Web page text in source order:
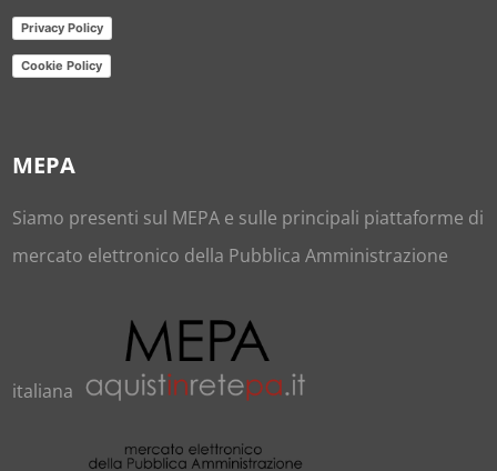
Privacy Policy
Cookie Policy
MEPA
Siamo presenti sul MEPA e sulle principali piattaforme di
mercato elettronico della Pubblica Amministrazione
italiana